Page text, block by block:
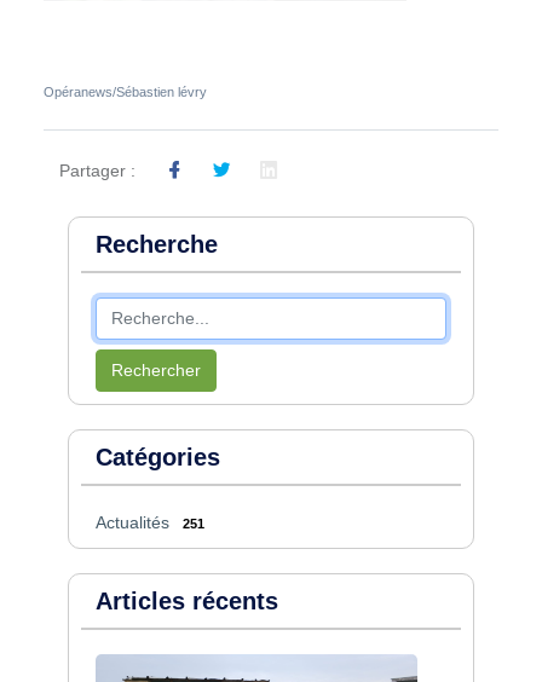
Opéranews/Sébastien lévry
Partager :
Recherche
Rechercher
Catégories
Actualités 251
Articles récents